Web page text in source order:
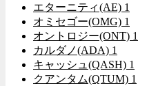
エターニティ(AE) 1
オミセゴー(OMG) 1
オントロジー(ONT) 1
カルダノ(ADA) 1
キャッシュ(QASH) 1
クアンタム(QTUM) 1